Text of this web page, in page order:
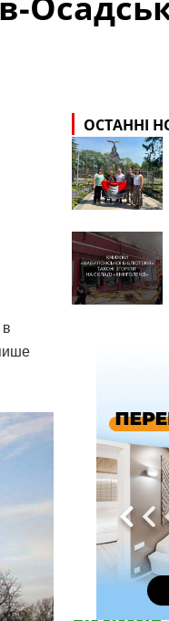
ОСТАННІ